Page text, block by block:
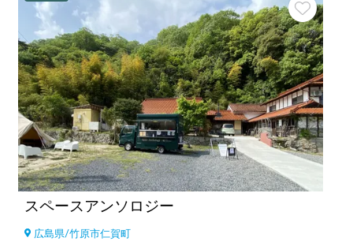
スペースアンソロジー
広島県/竹原市仁賀町